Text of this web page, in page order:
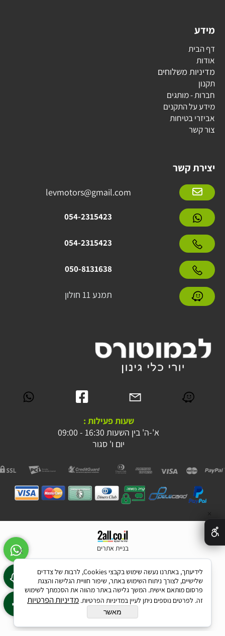
מידע
דף הבית
אודות
מדיניות משלוחים
תקנון
חברות - מותגים
מידע על התקנים
אביזרי בטיחות
צור קשר
יצירת קשר
levmotors@gmail.com
054-2315423
054-2315423
050-8131638
תמנע 11 חולון
שעות פעילות :
א'-ה' בין השעות 16:30 - 09:00
יום ו' סגור
בניית אתרים
לידיעתך, באתרנו נעשה שימוש בקבצי Cookies, לרבות של צדדים
שלישיים, לצורך ניתוח השימוש באתר, שיפור חוויית הגלישה והצגת
פרסום מותאם אישית. המשך גלישה באתר מהווה את הסכמתך לשימוש
זה. לפרטים נוספים ניתן לעיין במדיניות הפרטיות. מדיניות הפרטיות
מאשר